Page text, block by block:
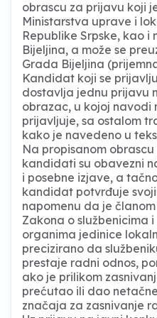
obrascu za prijavu koji
Ministarstva uprave i
Republike Srpske, kao
Bijeljina, a može se
Grada Bijeljina
Kandidat koji se
dostavlja jednu prijavu
obrazac, u kojoj navodi
prijavljuje, sa ostalom
kako je navedeno u
Na propisanom
kandidati su obavezni
i posebne izjave, a
kandidat potvrđuje
napomenu da je članom
Zakona o službenicima
organima jedinice
precizirano da
prestaje radni odnos,
ako je prilikom
prećutao ili dao
značaja za zasnivanje